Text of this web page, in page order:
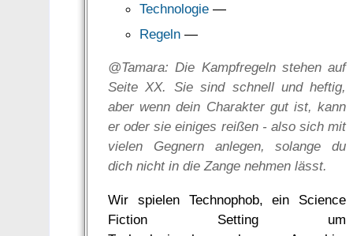
Technologie—
Regeln—
@Tamara: Die Kampfregeln stehen auf
Seite XX. Sie sind schnell und heftig,
aber wenn dein Charakter gut ist, kann
er oder sie einiges reißen - also sich mit
vielen Gegnern anlegen, solange du
dich nicht in die Zange nehmen lässt.
Wir spielen Technophob, ein Science
Fiction Setting um